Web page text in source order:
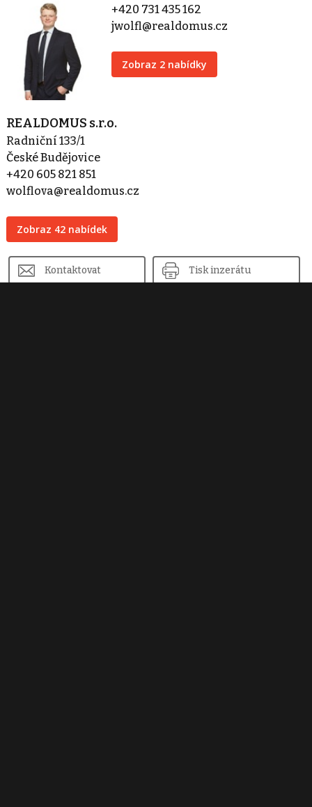
+420 731 435 162
jwolfl@realdomus.cz
Zobraz 2 nabídky
REALDOMUS s.r.o.
Radniční 133/1
České Budějovice
+420 605 821 851
wolflova@realdomus.cz
Zobraz 42 nabídek
Kontaktovat Tisk inzerátu